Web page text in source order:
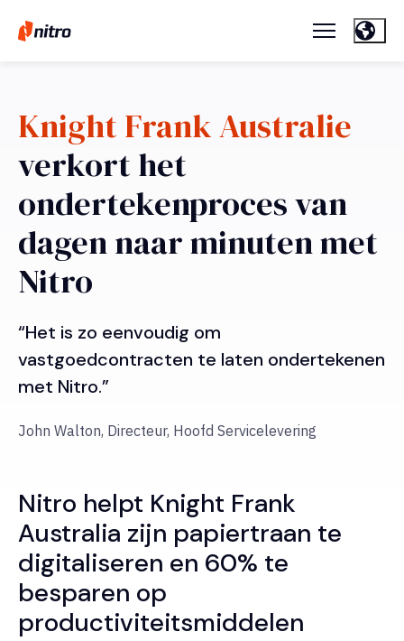
Knight Frank Australie
verkort het
ondertekenproces van
dagen naar minuten met
Nitro
“Het is zo eenvoudig om
vastgoedcontracten te laten ondertekenen
met Nitro.”
John Walton, Directeur, Hoofd Servicelevering
Nitro helpt Knight Frank
Australia zijn papiertraan te
digitaliseren en 60% te
besparen op
productiviteitsmiddelen